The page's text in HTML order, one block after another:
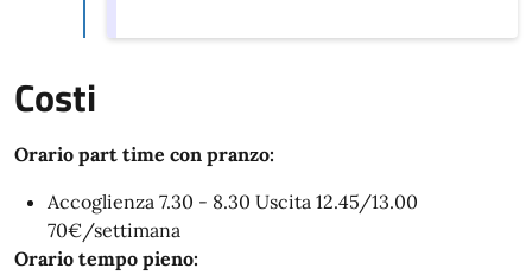
Costi
Orario part time con pranzo:
Accoglienza 7.30 - 8.30 Uscita 12.45/13.00
70€/settimana
Orario tempo pieno: